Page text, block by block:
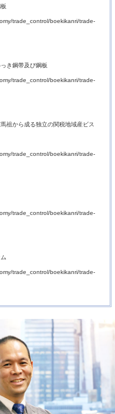
trade_control/boekikanri/trade-
き鋼帯及び鋼板
trade_control/boekikanri/trade-
祖から成る独立の関税地域産ビス
trade_control/boekikanri/trade-
trade_control/boekikanri/trade-
trade_control/boekikanri/trade-